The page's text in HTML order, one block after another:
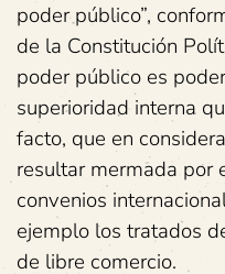
poder público”,
de la Constitución
poder público es
superioridad interna
facto, que en
resultar mermada por
convenios
ejemplo los tratados
de libre comercio.